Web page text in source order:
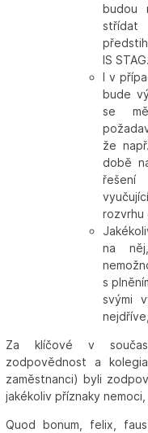
budou
IS STAG.
I v
bude
se
že
době
rozvrhu
na
s
svými
Za klíčové v
zodpovědnost a
zaměstnanci) byli
jakékoliv příznaky
Quod bonum, felix,